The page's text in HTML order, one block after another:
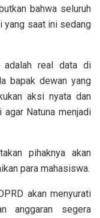
bahwa seluruh
yang saat ini sedang
adalah real data di
bapak dewan yang
aksi nyata dan
agar Natuna menjadi
pihaknya akan
para mahasiswa.
akan menyurati
anggaran segera